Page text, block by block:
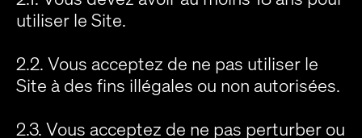
utiliser le Site.
2.2. Vous acceptez de ne pas utiliser le
Site à des fins illégales ou non autorisées.
2.3. Vous acceptez de ne pas perturber ou